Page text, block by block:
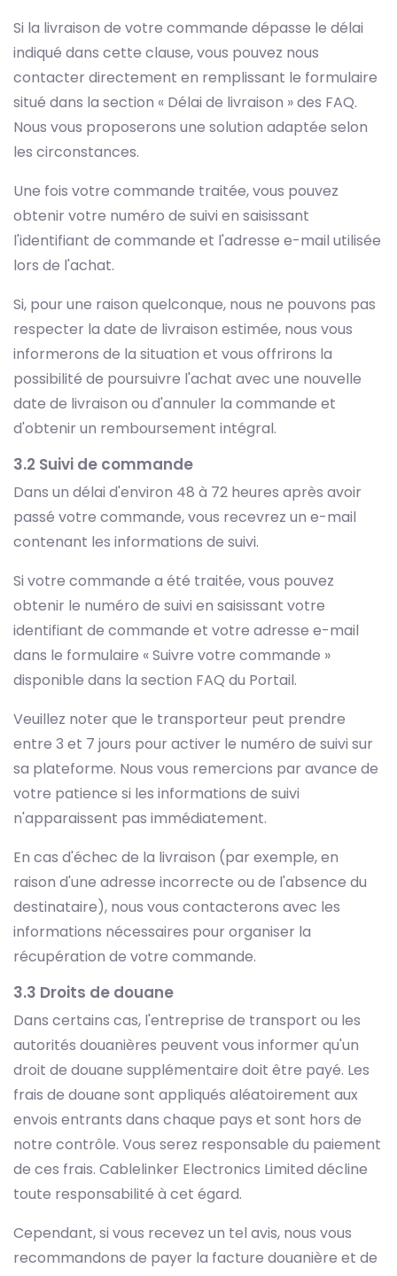
Si la livraison de votre commande dépasse le délai
indiqué dans cette clause, vous pouvez nous
contacter directement en remplissant le formulaire
situé dans la section « Délai de livraison » des FAQ.
Nous vous proposerons une solution adaptée selon
les circonstances.
Une fois votre commande traitée, vous pouvez
obtenir votre numéro de suivi en saisissant
l'identifiant de commande et l'adresse e-mail utilisée
lors de l'achat.
Si, pour une raison quelconque, nous ne pouvons pas
respecter la date de livraison estimée, nous vous
informerons de la situation et vous offrirons la
possibilité de poursuivre l'achat avec une nouvelle
date de livraison ou d'annuler la commande et
d'obtenir un remboursement intégral.
3.2 Suivi de commande
Dans un délai d'environ 48 à 72 heures après avoir
passé votre commande, vous recevrez un e-mail
contenant les informations de suivi.
Si votre commande a été traitée, vous pouvez
obtenir le numéro de suivi en saisissant votre
identifiant de commande et votre adresse e-mail
dans le formulaire « Suivre votre commande »
disponible dans la section FAQ du Portail.
Veuillez noter que le transporteur peut prendre
entre 3 et 7 jours pour activer le numéro de suivi sur
sa plateforme. Nous vous remercions par avance de
votre patience si les informations de suivi
n'apparaissent pas immédiatement.
En cas d'échec de la livraison (par exemple, en
raison d'une adresse incorrecte ou de l'absence du
destinataire), nous vous contacterons avec les
informations nécessaires pour organiser la
récupération de votre commande.
3.3 Droits de douane
Dans certains cas, l'entreprise de transport ou les
autorités douanières peuvent vous informer qu'un
droit de douane supplémentaire doit être payé. Les
frais de douane sont appliqués aléatoirement aux
envois entrants dans chaque pays et sont hors de
notre contrôle. Vous serez responsable du paiement
de ces frais. Cablelinker Electronics Limited décline
toute responsabilité à cet égard.
Cependant, si vous recevez un tel avis, nous vous
recommandons de payer la facture douanière et de